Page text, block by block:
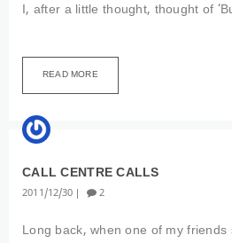
I, after a little thought, thought of
READ MORE
EXPERIENCE
CALL CENTRE CALLS
2011 12 30 2
Long back, when one of my